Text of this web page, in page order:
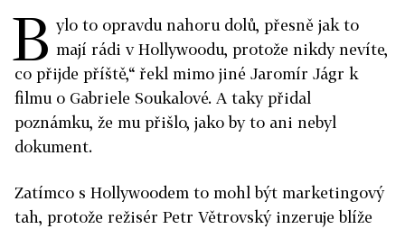
B ylo to opravdu nahoru dolů, přesně jak to
mají rádi v Hollywoodu, protože nikdy nevíte,
co přijde příště,“ řekl mimo jiné Jaromír Jágr k
filmu o Gabriele Soukalové. A taky přidal
poznámku, že mu přišlo, jako by to ani nebyl
dokument.
Zatímco s Hollywoodem to mohl být marketingový
tah, protože režisér Petr Větrovský inzeruje blíže